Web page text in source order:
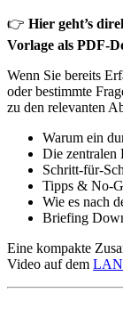
👉 Hier geht’s
Vorlage als PDF-
Wenn Sie bereits
oder bestimmte
zu den relevanten
Warum ein
Die zentralen
Schritt-für-
Tipps & No-
Wie es nach
Briefing
Eine kompakte
Video auf dem